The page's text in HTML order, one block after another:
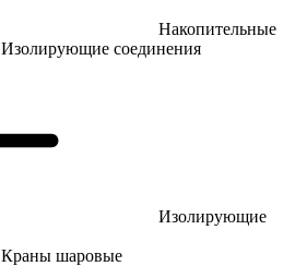
Накопительные
Изолирующие соединения
Изолирующие
Краны шаровые